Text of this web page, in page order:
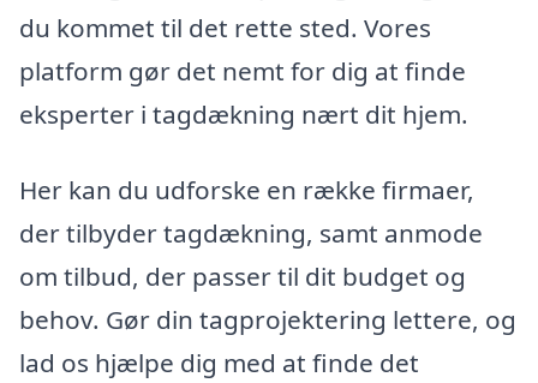
du kommet til det rette sted. Vores
platform gør det nemt for dig at finde
eksperter i tagdækning nært dit hjem.
Her kan du udforske en række firmaer,
der tilbyder tagdækning, samt anmode
om tilbud, der passer til dit budget og
behov. Gør din tagprojektering lettere, og
lad os hjælpe dig med at finde det